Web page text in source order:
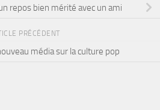
un repos bien mérité avec un ami
PRÉCÉDENT
média sur la culture pop